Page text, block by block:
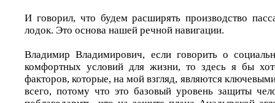
И говорил, что будем расширять производство
лодок. Это основа нашей речной навигации.
Владимир Владимирович, если говорить о
комфортных условий для жизни, то здесь я бы
факторов, которые, на мой взгляд, являются
всего, потому что это базовый уровень защиты